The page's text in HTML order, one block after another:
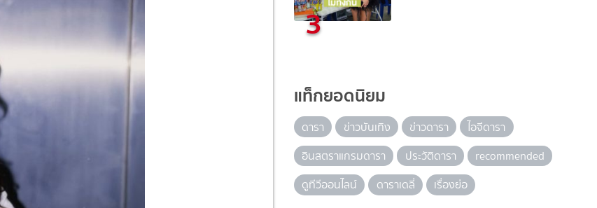
3
แท็กยอดนิยม
ดารา ข่าวบันเทิง ข่าวดารา
ไอจีดารา
อินสตราแกรมดารา
ประวัติดารา
recommended
ดูทีวีออนไลน์
ดาราเดลี่ เรื่องย่อ